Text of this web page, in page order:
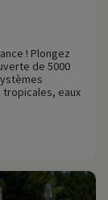
! Plongez
de 5000
tropicales, eaux